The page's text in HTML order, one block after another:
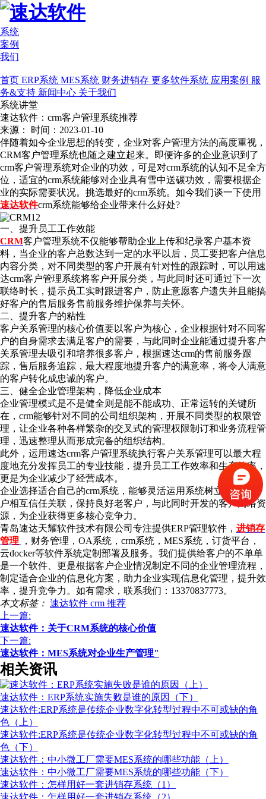
系统
案例
我们
首页 ERP系统 MES系统 财务进销存 更多软件系统 应用案例 服
务&支持 新闻中心 关于我们
系统讲堂
速达软件：crm客户管理系统推荐
来源： 时间：2023-01-10
伴随着如今企业思想的转变，企业对客户管理方法的高度重视，
CRM客户管理系统也随之建立起来。即便许多的企业意识到了
crm客户管理系统对企业的功效，可是对crm系统的认知不足全方
位，适宜的crm系统能够对企业具有雪中送碳功效，需要根据企
业的实际需要状况。挑选最好的crm系统。如今我们谈一下使用
速达软件crm系统能够给企业带来什么好处?
一、提升员工工作效能
CRM客户管理系统不仅能够帮助企业上传和纪录客户基本资
料，当企业的客户总数达到一定的水平以后，员工要把客户信息
内容分类，对不同类型的客户开展有针对性的跟踪时，可以用速
达crm客户管理系统将客户开展分类，与此同时还可通过下一次
联络时长，提示员工实时跟进客户，防止意愿客户遗失并且能搞
好客户的售后服务售前服务维护保养与关怀。
二、提升客户的粘性
客户关系管理的核心价值要以客户为核心，企业根据针对不同客
户的自身需求去满足客户的需要，与此同时企业能通过提升客户
关系管理去吸引和培养很多客户，根据速达crm的售前服务跟
踪，售后服务追踪，最大程度地提升客户的满意率，将令人满意
的客户转化成忠诚的客户。
三、健全企业管理架构，降低企业成本
企业管理模式是不是健全则是能不能成功、正常运转的关键所
在，crm能够针对不同的公司组织架构，开展不同类型的权限管
理，让企业各种各样繁杂的交叉式的管理权限制订和业务流程管
理，迅速整理从而形成完备的组织结构。
此外，运用速达crm客户管理系统执行客户关系管理可以最大程
度地充分发挥员工的专业技能，提升员工工作效率和生产效率，
更是为企业减少了经营成本。
企业选择适合自己的crm系统，能够灵活运用系统树立良好的客
户相互信任关联，保持良好老客户，与此同时开发的客户网络资
源，为企业获得更多核心竞争力。
青岛速达天耀软件技术有限公司专注提供ERP管理软件， 进销存
管理
，财务管理，OA系统，crm系统，MES系统，订货平台，
云docker等软件系统定制部署及服务。我们提供给客户的不单单
是一个软件、更是根据客户企业情况制定不同的企业管理流程，
制定适合企业的信息化方案，助力企业实现信息化管理，提升效
率，提升竞争力。如有需求，联系我们：13370837773。
本文标签： 速达软件 crm 推荐
上一篇:
速达软件：关于CRM系统的核心价值
下一篇:
速达软件：MES系统对企业生产管理"
相关资讯
速达软件：ERP系统实施失败是谁的原因（下）
速达软件:ERP系统是传统企业数字化转型过程中不可或缺的角
色（上）
速达软件:ERP系统是传统企业数字化转型过程中不可或缺的角
色（下）
速达软件：中小微工厂需要MES系统的哪些功能（上）
速达软件：中小微工厂需要MES系统的哪些功能（下）
速达软件：怎样用好一套进销存系统（1）